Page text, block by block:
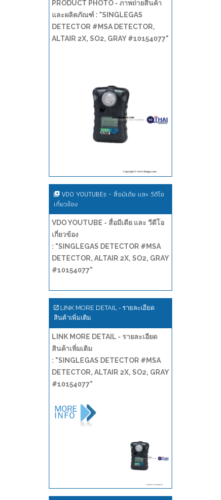
PRODUCT PHOTO - ภาพถ่ายสินค้า
และผลิตภัณฑ์ : "SINGLEGAS
DETECTOR #MSA DETECTOR,
ALTAIR 2X, SO2, GRAY #10154077"
VDO YOUTUBEs - สื่อมีเดีย และ วีดีโอ
เกี่ยวข้อง
VDO YOUTUBE - สื่อมีเดีย และ วีดีโอ
เกี่ยวข้อง
: "SINGLEGAS DETECTOR #MSA
DETECTOR, ALTAIR 2X, SO2, GRAY
#10154077"
LINK MORE DETAIL - รายละเอียด
สินค้าเพิ่มเติม
LINK MORE DETAIL - รายละเอียด
สินค้าเพิ่มเติม
: "SINGLEGAS DETECTOR #MSA
DETECTOR, ALTAIR 2X, SO2, GRAY
#10154077"